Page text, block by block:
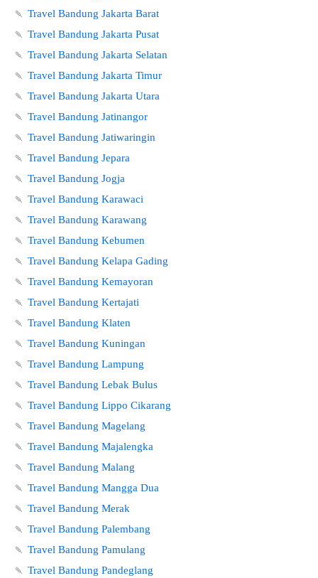
🍡 Travel Bandung Jakarta Barat
🍡 Travel Bandung Jakarta Pusat
🍡 Travel Bandung Jakarta Selatan
🍡 Travel Bandung Jakarta Timur
🍡 Travel Bandung Jakarta Utara
🍡 Travel Bandung Jatinangor
🍡 Travel Bandung Jatiwaringin
🍡 Travel Bandung Jepara
🍡 Travel Bandung Jogja
🍡 Travel Bandung Karawaci
🍡 Travel Bandung Karawang
🍡 Travel Bandung Kebumen
🍡 Travel Bandung Kelapa Gading
🍡 Travel Bandung Kemayoran
🍡 Travel Bandung Kertajati
🍡 Travel Bandung Klaten
🍡 Travel Bandung Kuningan
🍡 Travel Bandung Lampung
🍡 Travel Bandung Lebak Bulus
🍡 Travel Bandung Lippo Cikarang
🍡 Travel Bandung Magelang
🍡 Travel Bandung Majalengka
🍡 Travel Bandung Malang
🍡 Travel Bandung Mangga Dua
🍡 Travel Bandung Merak
🍡 Travel Bandung Palembang
🍡 Travel Bandung Pamulang
🍡 Travel Bandung Pandeglang